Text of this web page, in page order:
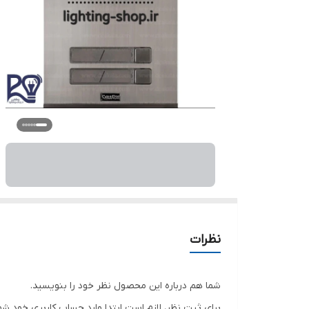
نظرات
شما هم درباره این محصول نظر خود را بنویسید.